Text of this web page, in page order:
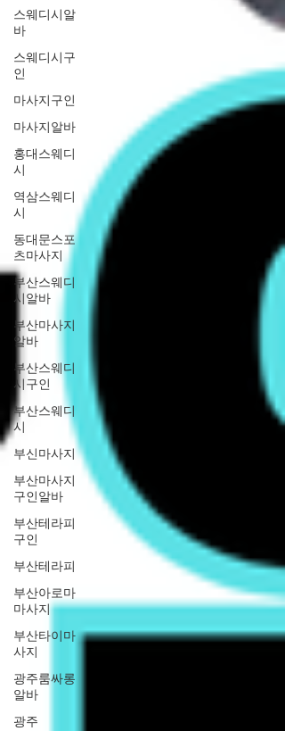
스웨디시알
바
스웨디시구
인
마사지구인
마사지알바
홍대스웨디
시
역삼스웨디
시
동대문스포
츠마사지
부산스웨디
시알바
부산마사지
알바
부산스웨디
시구인
부산스웨디
시
부신마사지
부산마사지
구인알바
부산테라피
구인
부산테라피
부산아로마
마사지
부산타이마
사지
광주룸싸롱
알바
광주